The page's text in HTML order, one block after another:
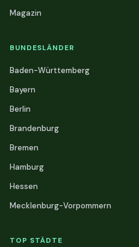
Magazin
BUNDESLÄNDER
Baden-Württemberg
Bayern
Berlin
Brandenburg
Bremen
Hamburg
Hessen
Mecklenburg-Vorpommern
TOP STÄDTE